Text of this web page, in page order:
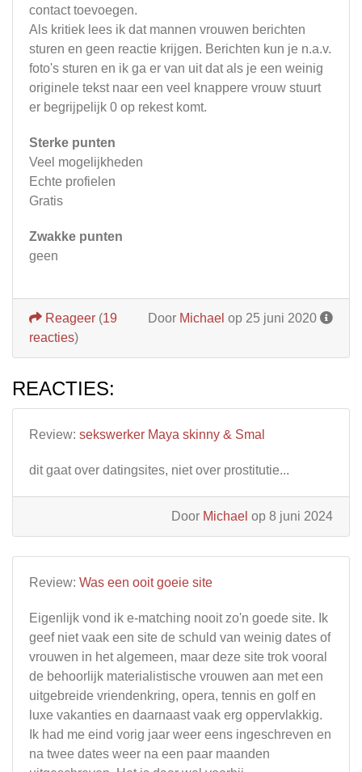
contact toevoegen.
Als kritiek lees ik dat mannen vrouwen berichten
sturen en geen reactie krijgen. Berichten kun je n.a.v.
foto's sturen en ik ga er van uit dat als je een weinig
originele tekst naar een veel knappere vrouw stuurt
er begrijpelijk 0 op rekest komt.
Sterke punten
Veel mogelijkheden
Echte profielen
Gratis
Zwakke punten
geen
Door Michael op 25 juni 2020
Reageer (19
reacties)
REACTIES:
Review: sekswerker Maya skinny & Smal
dit gaat over datingsites, niet over prostitutie...
Door Michael op 8 juni 2024
Review: Was een ooit goeie site
Eigenlijk vond ik e-matching nooit zo'n goede site. Ik
geef niet vaak een site de schuld van weinig dates of
vrouwen in het algemeen, maar deze site trok vooral
de behoorlijk materialistische vrouwen aan met een
uitgebreide vriendenkring, opera, tennis en golf en
luxe vakanties en daarnaast vaak erg oppervlakkig.
Ik had me eind vorig jaar weer eens ingeschreven en
na twee dates weer na een paar maanden